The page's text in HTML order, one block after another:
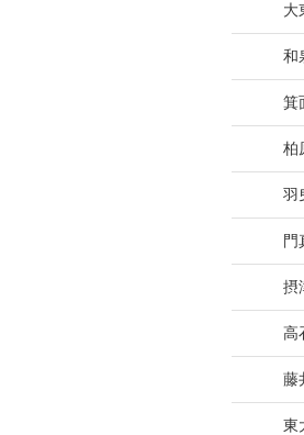
大
和
箕
柏
羽
門
摂
高
藤
東